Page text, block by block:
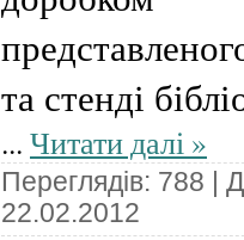
та стенді
... Читати далі »
Переглядів: 788 |
22.02.2012